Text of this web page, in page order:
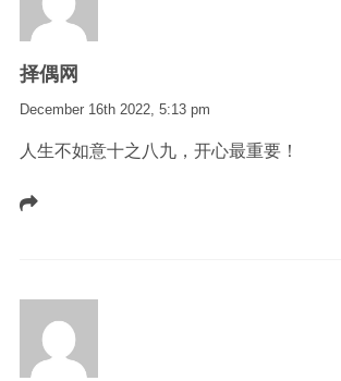
择偶网
December 16th 2022, 5:13 pm
人生不如意十之八九，开心最重要！